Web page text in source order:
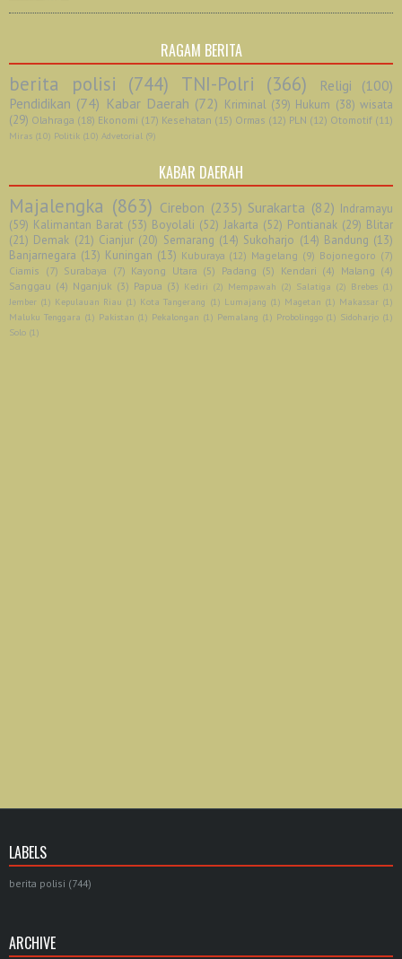
RAGAM BERITA
berita polisi (744) TNI-Polri (366) Religi
(100)
Pendidikan (74) Kabar Daerah (72) Kriminal (39) Hukum (38) wisata
(29) Olahraga (18) Ekonomi (17) Kesehatan (15) Ormas (12) PLN (12) Otomotif (11)
Miras (10) Politik (10) Advetorial (9)
KABAR DAERAH
Majalengka (863) Cirebon (235) Surakarta (82) Indramayu
(59) Kalimantan Barat (53) Boyolali (52) Jakarta (52) Pontianak (29) Blitar
(21) Demak (21) Cianjur (20) Semarang (14) Sukoharjo (14) Bandung (13)
Banjarnegara (13) Kuningan (13) Kuburaya (12) Magelang (9) Bojonegoro (7)
Ciamis (7) Surabaya (7) Kayong Utara (5) Padang (5) Kendari (4) Malang (4)
Sanggau (4) Nganjuk (3) Papua (3) Kediri (2) Mempawah (2) Salatiga (2) Brebes (1)
Jember (1) Kepulauan Riau (1) Kota Tangerang (1) Lumajang (1) Magetan (1) Makassar (1)
Maluku Tenggara (1) Pakistan (1) Pekalongan (1) Pemalang (1) Probolinggo (1) Sidoharjo (1)
Solo (1)
LABELS
berita polisi (744)
ARCHIVE